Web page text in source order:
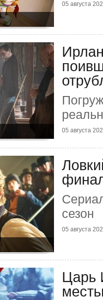
05 августа
05 августа
сезон
05 августа
Царь